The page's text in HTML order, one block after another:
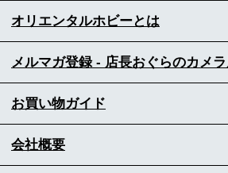
オリエンタルホビーとは
メルマガ登録 - 店長おぐらのカメ
お買い物ガイド
会社概要